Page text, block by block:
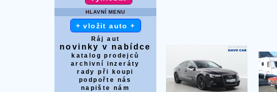
HLAVNÍ MENU
+ vložit auto +
Ráj aut
novinky v nabídce
katalog prodejců
archivní inzeráty
rady při koupi
podpořte nás
napište nám